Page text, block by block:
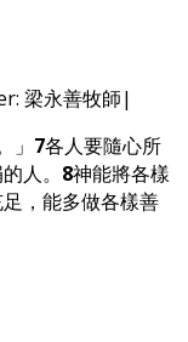
梁永善牧師|
7各人要隨心所
人。 8神能將各樣
，能多做各樣善